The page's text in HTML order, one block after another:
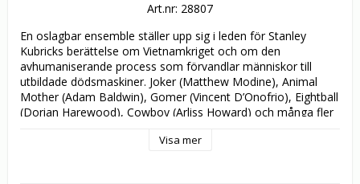
Art.nr: 28807
En oslagbar ensemble ställer upp sig i leden för Stanley
Kubricks berättelse om Vietnamkriget och om den
avhumaniserande process som förvandlar människor till
utbildade dödsmaskiner. Joker (Matthew Modine), Animal
Mother (Adam Baldwin), Gomer (Vincent D’Onofrio), Eightball
(Dorian Harewood), Cowboy (Arliss Howard) och många fler
med järnhand av en gaphals till instruktör (Lee Ermey) som
Visa mer